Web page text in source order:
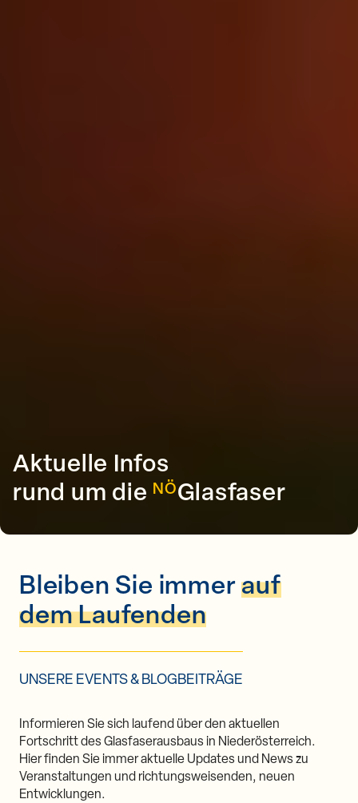
Aktuelle Infos
rund um die NÖGlasfaser
Bleiben Sie immerauf
dem Laufenden
UNSERE EVENTS & BLOGBEITRÄGE
Informieren Sie sich laufend über den aktuellen
Fortschritt des Glasfaserausbaus in Niederösterreich.
Hier finden Sie immer aktuelle Updates und News zu
Veranstaltungen und richtungsweisenden, neuen
Entwicklungen.